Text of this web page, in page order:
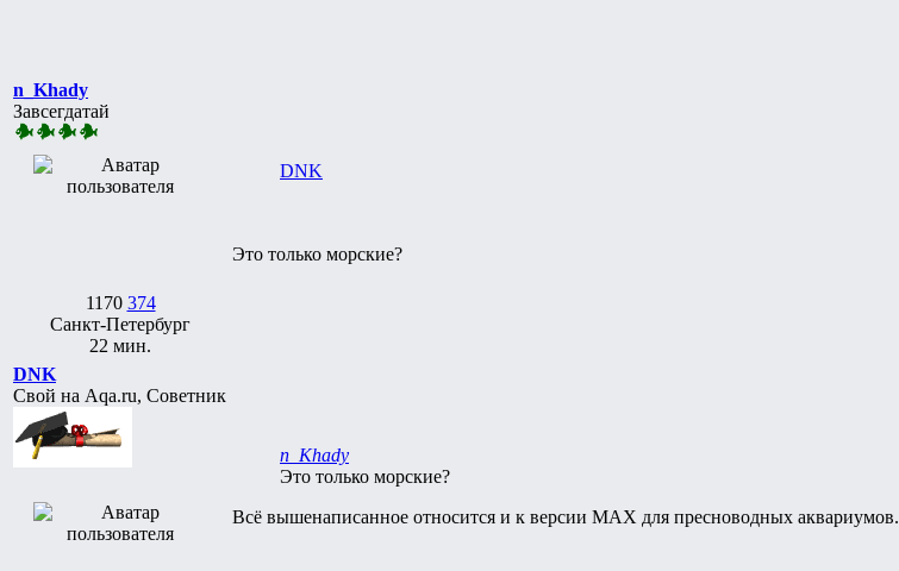
n_Khady
Завсегдатай
1170 374
Санкт-Петербург
22 мин.
DNK
Это только морские?
DNK
Свой на Aqa.ru, Советник
n_Khady
Это только морские?
Всё вышенаписанное относится и к версии MAX для пресноводных аквариумов.